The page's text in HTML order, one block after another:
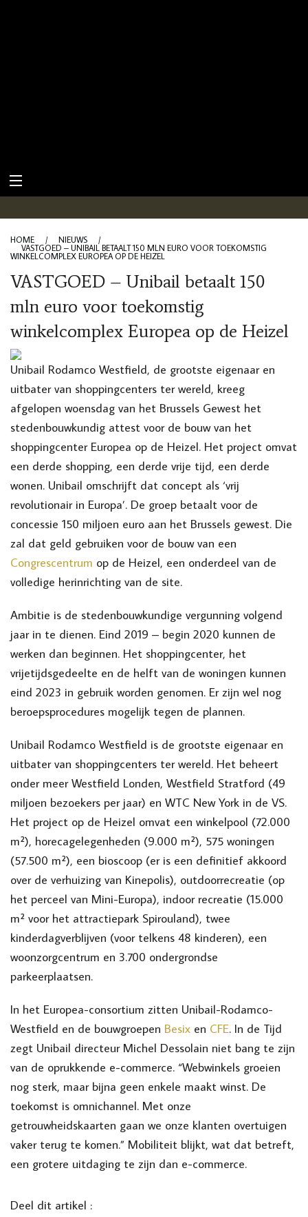
HOME / NIEUWS
/
VASTGOED – UNIBAIL BETAALT 150 MLN EURO VOOR TOEKOMSTIG
WINKELCOMPLEX EUROPEA OP DE HEIZEL
VASTGOED – Unibail betaalt 150
mln euro voor toekomstig
winkelcomplex Europea op de Heizel
Unibail Rodamco Westfield, de grootste eigenaar en
uitbater van shoppingcenters ter wereld, kreeg
afgelopen woensdag van het Brussels Gewest het
stedenbouwkundig attest voor de bouw van het
shoppingcenter Europea op de Heizel. Het project omvat
een derde shopping, een derde vrije tijd, een derde
wonen. Unibail omschrijft dat concept als ‘vrij
revolutionair in Europa’. De groep betaalt voor de
concessie 150 miljoen euro aan het Brussels gewest. Die
zal dat geld gebruiken voor de bouw van een
Congrescentrum op de Heizel, een onderdeel van de
volledige herinrichting van de site.
Ambitie is de stedenbouwkundige vergunning volgend
jaar in te dienen. Eind 2019 – begin 2020 kunnen de
werken dan beginnen. Het shoppingcenter, het
vrijetijdsgedeelte en de helft van de woningen kunnen
eind 2023 in gebruik worden genomen. Er zijn wel nog
beroepsprocedures mogelijk tegen de plannen.
Unibail Rodamco Westfield is de grootste eigenaar en
uitbater van shoppingcenters ter wereld. Het beheert
onder meer Westfield Londen, Westfield Stratford (49
miljoen bezoekers per jaar) en WTC New York in de VS.
Het project op de Heizel omvat een winkelpool (72.000
m²), horecagelegenheden (9.000 m²), 575 woningen
(57.500 m²), een bioscoop (er is een definitief akkoord
over de verhuizing van Kinepolis), outdoorrecreatie (op
het perceel van Mini-Europa), indoor recreatie (15.000
m² voor het attractiepark Spirouland), twee
kinderdagverblijven (voor telkens 48 kinderen), een
woonzorgcentrum en 3.700 ondergrondse
parkeerplaatsen.
In het Europea-consortium zitten Unibail-Rodamco-
Westfield en de bouwgroepen Besix en CFE. In de Tijd
zegt Unibail directeur Michel Dessolain niet bang te zijn
van de oprukkende e-commerce. “Webwinkels groeien
nog sterk, maar bijna geen enkele maakt winst. De
toekomst is omnichannel. Met onze
getrouwheidskaarten gaan we onze klanten overtuigen
vaker terug te komen.” Mobiliteit blijkt, wat dat betreft,
een grotere uitdaging te zijn dan e-commerce.
Deel dit artikel :